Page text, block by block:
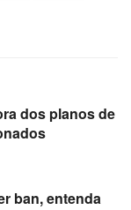
dos planos de
ban, entenda